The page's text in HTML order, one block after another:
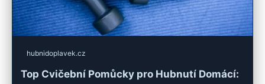
hubnidoplavek.cz
Top Cvičební Pomůcky pro Hubnutí Domácí: